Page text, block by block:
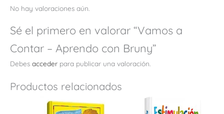
No hay valoraciones aún.
Sé el primero en valorar “Vamos a
Contar – Aprendo con Bruny”
Debes acceder para publicar una valoración.
Productos relacionados